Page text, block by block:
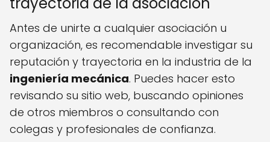
Antes de unirte a cualquier asociación u
organización, es recomendable investigar su
reputación y trayectoria en la industria de la
ingeniería mecánica. Puedes hacer esto
revisando su sitio web, buscando opiniones
de otros miembros o consultando con
colegas y profesionales de confianza.